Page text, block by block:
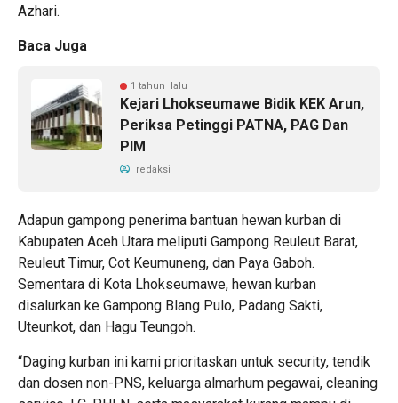
Azhari.
Baca Juga
1 tahun lalu
Kejari Lhokseumawe Bidik KEK Arun,
Periksa Petinggi PATNA, PAG Dan
PIM
redaksi
Adapun gampong penerima bantuan hewan kurban di
Kabupaten Aceh Utara meliputi Gampong Reuleut Barat,
Reuleut Timur, Cot Keumuneng, dan Paya Gaboh.
Sementara di Kota Lhokseumawe, hewan kurban
disalurkan ke Gampong Blang Pulo, Padang Sakti,
Uteunkot, dan Hagu Teungoh.
“Daging kurban ini kami prioritaskan untuk security, tendik
dan dosen non-PNS, keluarga almarhum pegawai, cleaning